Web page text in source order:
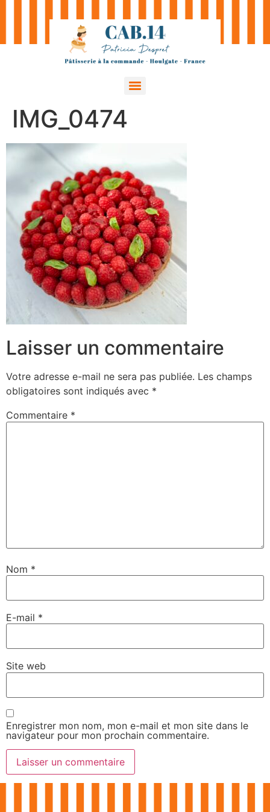
IMG_0474
Laisser un commentaire
Votre adresse e-mail ne sera pas publiée. Les champs
obligatoires sont indiqués avec *
Commentaire *
Nom *
E-mail *
Site web
Enregistrer mon nom, mon e-mail et mon site dans le
navigateur pour mon prochain commentaire.